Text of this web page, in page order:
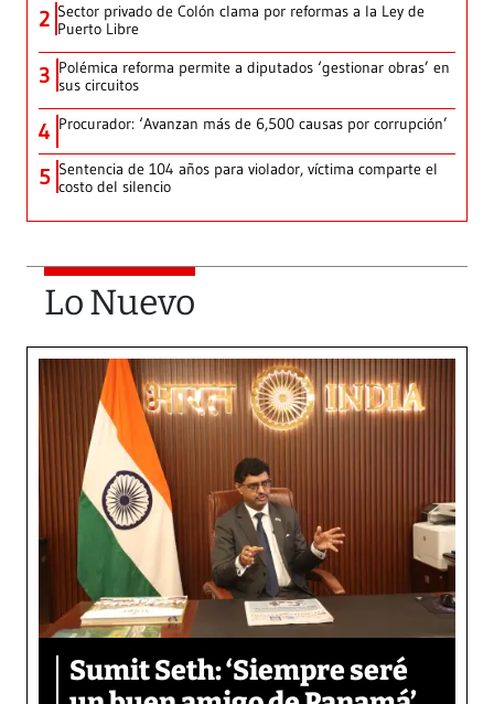
2 Sector privado de Colón clama por reformas a la Ley de
Puerto Libre
3 Polémica reforma permite a diputados ‘gestionar obras’ en
sus circuitos
4 Procurador: ‘Avanzan más de 6,500 causas por corrupción’
5 Sentencia de 104 años para violador, víctima comparte el
costo del silencio
Lo Nuevo
Sumit Seth: ‘Siempre seré